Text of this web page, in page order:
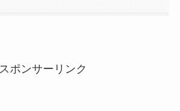
スポンサーリンク